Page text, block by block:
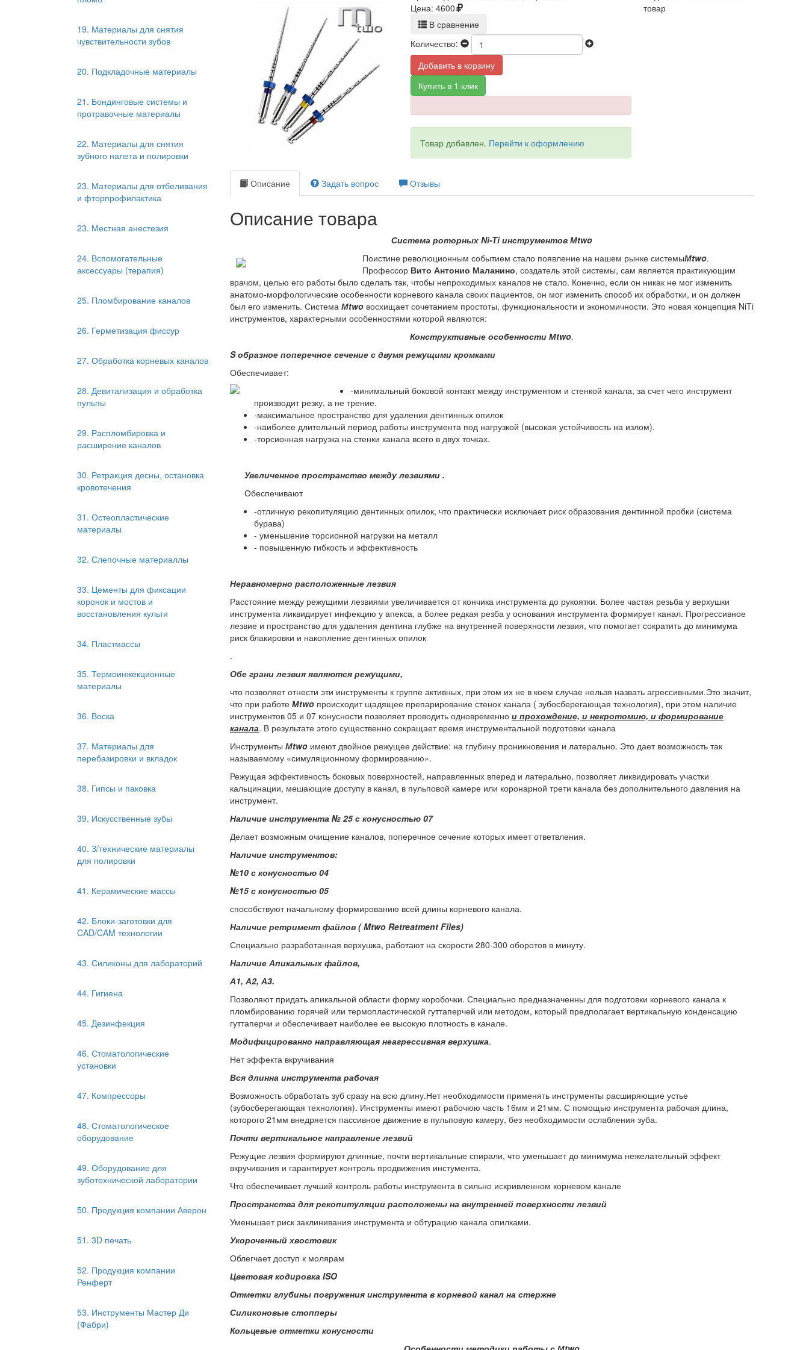
19. Материалы для снятия
чувствительности зубов
20. Подкладочные материалы
21. Бондинговые системы и
протравочные материалы
22. Материалы для снятия
зубного налета и полировки
23. Материалы для отбеливания
и фторпрофилактика
23. Местная анестезия
24. Вспомогательные
аксессуары (терапия)
25. Пломбирование каналов
26. Герметизация фиссур
27. Обработка корневых каналов
28. Девитализация и обработка
пульпы
29. Распломбировка и
расширение каналов
30. Ретракция десны, остановка
кровотечения
31. Остеопластические
материалы
32. Слепочные материаллы
33. Цементы для фиксации
коронок и мостов и
восстановления культи
34. Пластмассы
35. Термоинжекционные
материалы
36. Воска
37. Материалы для
перебазировки и вкладок
38. Гипсы и паковка
39. Искусственные зубы
40. З/технические материалы
для полировки
41. Керамические массы
42. Блоки-заготовки для
CAD/CAM технологии
43. Силиконы для лабораторий
44. Гигиена
45. Дезинфекция
46. Стоматологические
установки
47. Компрессоры
48. Стоматологическое
оборудование
49. Оборудование для
зуботехнической лаборатории
50. Продукция компании Аверон
51. 3D печать
52. Продукция компании
Ренферт
53. Инструменты Мастер Ди
(Фабри)
Цена: 4600
В сравнение
Количество:
Добавить в корзину
Купить в 1 клик
Товар добавлен. Перейти к оформлению
товар
Описание Задать вопрос Отзывы
Описание товара
Система роторных Ni-Tiинструментов Мtwo
Поистине революционным событием стало появление на нашем рынке системыМtwo.
Профессор Вито Антонио Маланино, создатель этой системы, сам является практикующим
врачом, целью его работы было сделать так, чтобы непроходимых каналов не стало. Конечно, если он никак не мог изменить
анатомо-морфологические особенности корневого канала своих пациентов, он мог изменить способ их обработки, и он должен
был его изменить. Система Мtwo восхищает сочетанием простоты, функциональности и экономичности. Это новая концепция NiTi
инструментов, характерными особенностями которой являются:
Конструктивные особенности Мtwo.
Sобразное поперечное сечение с двумя режущими кромками
Обеспечивает:
-минимальный боковой контакт между инструментом и стенкой канала, за счет чего инструмент
производит резку, а не трение.
-максимальное пространство для удаления дентинных опилок
-наиболее длительный период работы инструмента под нагрузкой (высокая устойчивость на излом).
-торсионная нагрузка на стенки канала всего в двух точках.
Увеличенное пространство между лезвиями .
Обеспечивают
-отличную рекопитуляцию дентинных опилок, что практически исключает риск образования дентинной пробки (система
бурава)
- уменьшение торсионной нагрузки на металл
- повышенную гибкость и эффективность
Неравномерно расположенные лезвия
Расстояние между режущими лезвиями увеличивается от кончика инструмента до рукоятки. Более частая резьба у верхушки
инструмента ликвидирует инфекцию у апекса, а более редкая резба у основания инструмента формирует канал. Прогрессивное
лезвие и пространство для удаления дентина глубже на внутренней поверхности лезвия, что помогает сократить до минимума
риск блакировки и накопление дентинных опилок
.
Обе грани лезвия являются режущими,
что позволяет отнести эти инструменты к группе активных, при этом их не в коем случае нельзя назвать агрессивными.Это значит,
что при работе Мtwo происходит щадящее препарирование стенок канала ( зубосберегающая технология), при этом наличие
инструментов 05 и 07 конусности позволяет проводить одновременно и прохождение, и некротомию, и формирование
канала. В результате этого существенно сокращает время инструментальной подготовки канала
Инструменты Мtwo имеют двойное режущее действие: на глубину проникновения и латерально. Это дает возможность так
называемому «симуляционному формированию».
Режущая эффективность боковых поверхностей, направленных вперед и латерально, позволяет ликвидировать участки
кальцинации, мешающие доступу в канал, в пульповой камере или коронарной трети канала без дополнительного давления на
инструмент.
Наличие инструмента № 25 с конусностью 07
Делает возможным очищение каналов, поперечное сечение которых имеет ответвления.
Наличие инструментов:
№10 с конусностью 04
№15 с конусностью 05
способствуют начальному формированию всей длины корневого канала.
Наличие ретримент файлов (Mtwo Retreatment Files)
Специально разработанная верхушка, работают на скорости 280-300 оборотов в минуту.
Наличие Апикальных файлов,
А1, А2, А3.
Позволяют придать апикальной области форму коробочки. Специально предназначенны для подготовки корневого канала к
пломбированию горячей или термопластической гуттаперчей или методом, который предполагает вертикальную конденсацию
гуттаперчи и обеспечивает наиболее ее высокую плотность в канале.
Модифицированно направляющая неагрессивная верхушка.
Нет эффекта вкручивания
Вся длинна инструмента рабочая
Возможность обработать зуб сразу на всю длину.Нет необходимости применять инструменты расширяющие устье
(зубосберегающая технология). Инструменты имеют рабочюю часть 16мм и 21мм. С помощью инструмента рабочая длина,
которого 21мм внедряется пассивное движение в пульповую камеру, без необходимости ослабления зуба.
Почти вертикальное направление лезвий
Режущие лезвия формируют длинные, почти вертикальные спирали, что уменьшает до минимума нежелательный эффект
вкручивания и гарантирует контроль продвижения инстумента.
Что обеспечивает лучший контроль работы инструмента в сильно искривленном корневом канале
Пространства для рекопитуляции расположены на внутренней поверхности лезвий
Уменьшает риск заклинивания инструмента и обтурацию канала опилками.
Укороченный хвостовик
Облегчает доступ к молярам
Цветовая кодировка ISO
Отметки глубины погружения инструмента в корневой канал на стержне
Силиконовые стопперы
Кольцевые отметки конусности